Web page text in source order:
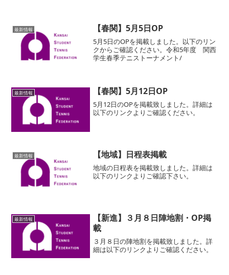
最新情報 【春関】5月5日OP
5月5日のOPを掲載しました。以下のリン
クからご確認ください。令和5年度 関西
学生春季テニストーナメント/
最新情報 【春関】5月12日OP
5月12日のOPを掲載致しました。詳細は
以下のリンクよりご確認ください。
最新情報 【地域】日程表掲載
地域の日程表を掲載致しました。詳細は
以下のリンクよりご確認下さい。
最新情報
【新進】３月８日陣地割・OP掲
載
３月８日の陣地割を掲載致しました。詳
細は以下のリンクよりご確認ください。